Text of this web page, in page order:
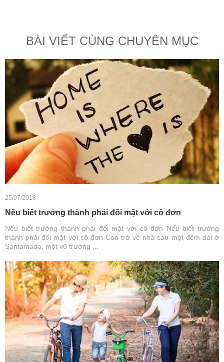
BÀI VIẾT CÙNG CHUYÊN MỤC
25/07/2018
Nếu biết trưởng thành phải đối mặt với cô đơn
Nếu biết trưởng thành phải đối mặt với cô đơn Nếu biết trưởng
thành phải đối mặt với cô đơn Con trở về nhà sau một đêm dài ở
Santamada, một vũ trường ...